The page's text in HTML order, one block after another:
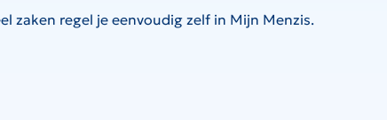
zaken regel je eenvoudig zelf in Mijn Menzis.